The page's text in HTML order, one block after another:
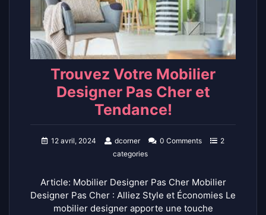
Trouvez Votre Mobilier
Designer Pas Cher et
Tendance!
12 avril, 2024 dcorner 0 Comments
2
categories
Article: Mobilier Designer Pas Cher Mobilier
Designer Pas Cher : Alliez Style et Économies Le
mobilier designer apporte une touche